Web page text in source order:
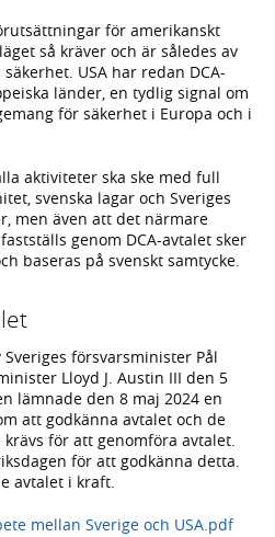
för amerikanskt
så kräver och är således av
USA har redan DCA-
länder, en tydlig signal om
för säkerhet i Europa och i
aktiviteter ska ske med full
svenska lagar och Sveriges
men även att det närmare
genom DCA-avtalet sker
baseras på svenskt samtycke.
försvarsminister Pål
Lloyd J. Austin III den 5
lämnade den 8 maj 2024 en
att godkänna avtalet och de
för att genomföra avtalet.
för att godkänna detta.
avtalet i kraft.
mellan Sverige och USA.pdf